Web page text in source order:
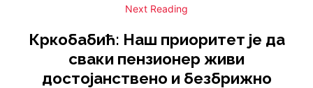
Next Reading
Кркобабић: Наш приоритет је да
сваки пензионер живи
достојанствено и безбрижно